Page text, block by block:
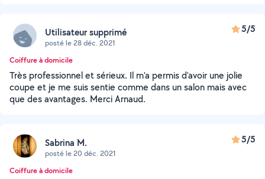
Utilisateur supprimé
posté le 28 déc. 2021
5/5
Coiffure à domicile
Très professionnel et sérieux. Il m'a permis d'avoir une jolie
coupe et je me suis sentie comme dans un salon mais avec
que des avantages. Merci Arnaud.
Sabrina M.
posté le 20 déc. 2021
5/5
Coiffure à domicile